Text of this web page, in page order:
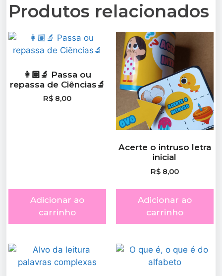
Produtos relacionados
👩🏽‍🔬 Passa ou
repassa de Ciências🔬
R$ 8,00
Adicionar ao
carrinho
Acerte o intruso letra
inicial
R$8,00
Adicionar ao
carrinho